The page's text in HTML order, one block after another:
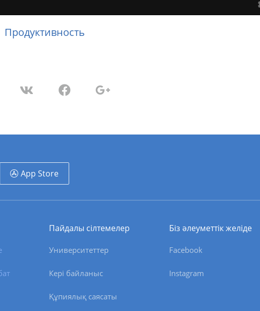
Продуктивность
App Store
Пайдалы сілтемелер
Университеттер
Кері байланыс
Құпиялық саясаты
Біз әлеуметтік желіде
Facebook
Instagram